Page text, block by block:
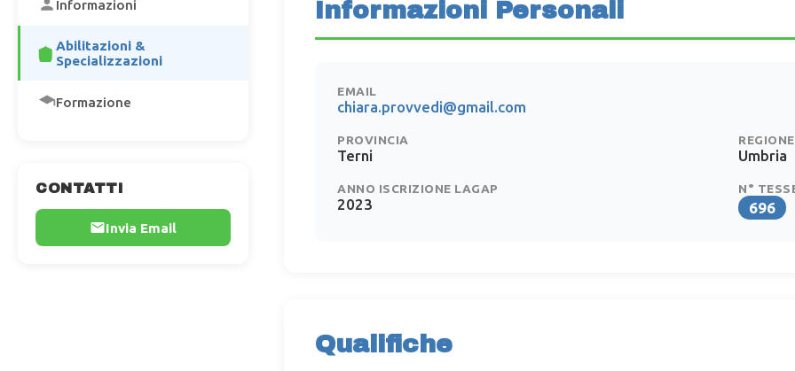
Informazioni
Abilitazioni &
Specializzazioni
Formazione
CONTATTI
Invia Email
Informazioni Personali
EMAIL
chiara.provvedi@gmail.com
PROVINCIA
Terni
REGIONE
Umbria
ANNO ISCRIZIONE LAGAP
2023
N°
696
Qualifiche